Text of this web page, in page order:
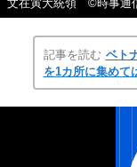
文在寅大統領 ©時事通
記事を読む ベト
を1カ所に集め